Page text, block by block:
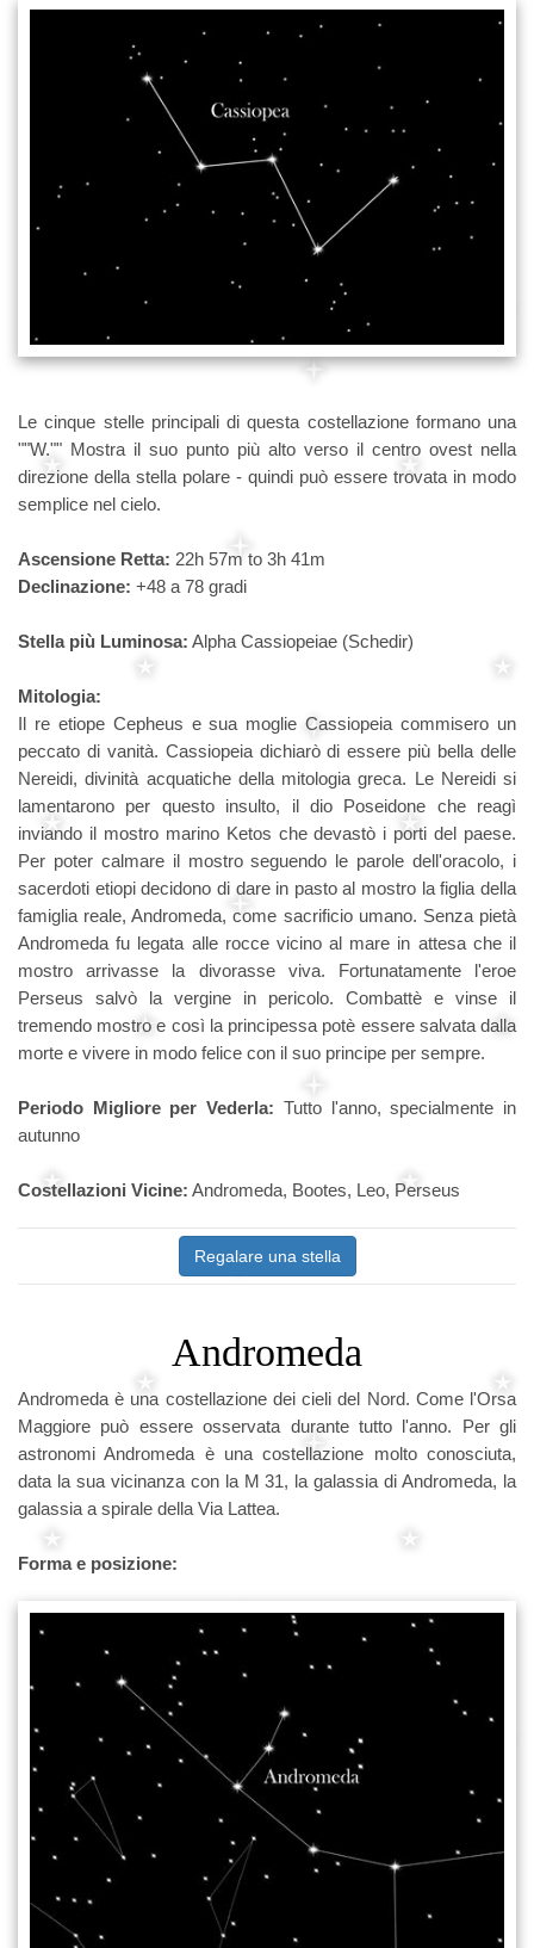
Le cinque stelle principali di questa costellazione formano una
""W."" Mostra il suo punto più alto verso il centro ovest nella
direzione della stella polare - quindi può essere trovata in modo
semplice nel cielo.
Ascensione Retta: 22h 57m to 3h 41m
Declinazione: +48 a 78 gradi
Stella più Luminosa: Alpha Cassiopeiae (Schedir)
Mitologia:
Il re etiope Cepheus e sua moglie Cassiopeia commisero un
peccato di vanità. Cassiopeia dichiarò di essere più bella delle
Nereidi, divinità acquatiche della mitologia greca. Le Nereidi si
lamentarono per questo insulto, il dio Poseidone che reagì
inviando il mostro marino Ketos che devastò i porti del paese.
Per poter calmare il mostro seguendo le parole dell'oracolo, i
sacerdoti etiopi decidono di dare in pasto al mostro la figlia della
famiglia reale, Andromeda, come sacrificio umano. Senza pietà
Andromeda fu legata alle rocce vicino al mare in attesa che il
mostro arrivasse la divorasse viva. Fortunatamente l'eroe
Perseus salvò la vergine in pericolo. Combattè e vinse il
tremendo mostro e così la principessa potè essere salvata dalla
morte e vivere in modo felice con il suo principe per sempre.
Periodo Migliore per Vederla: Tutto l'anno, specialmente in
autunno
Costellazioni Vicine: Andromeda, Bootes, Leo, Perseus
Regalare una stella
Andromeda
Andromeda è una costellazione dei cieli del Nord. Come l'Orsa
Maggiore può essere osservata durante tutto l'anno. Per gli
astronomi Andromeda è una costellazione molto conosciuta,
data la sua vicinanza con la M 31, la galassia di Andromeda, la
galassia a spirale della Via Lattea.
Forma e posizione: